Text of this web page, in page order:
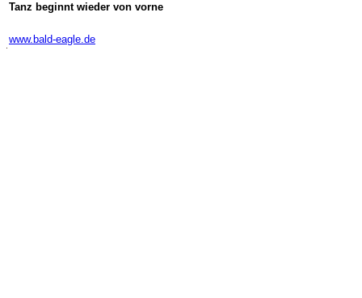
Tanz beginnt wieder von vorne
www.bald-eagle.de